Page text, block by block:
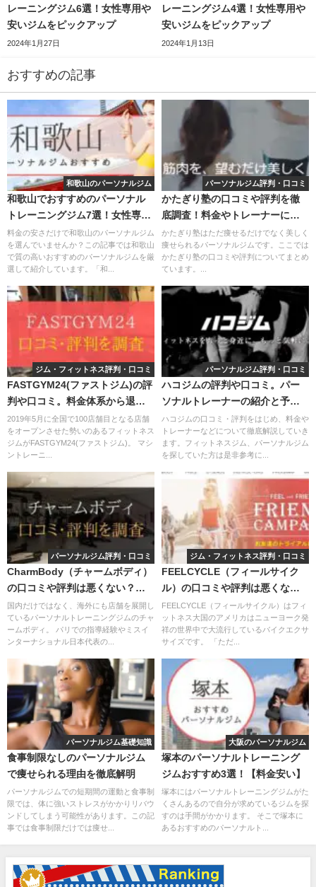
レーニングジム6選！女性専用や
安いジムをピックアップ
2024年1月27日
レーニングジム4選！女性専用や
安いジムをピックアップ
2024年1月13日
おすすめの記事
和歌山のパーソナルジム
和歌山でおすすめのパーソナル
トレーニングジム7選！女性専用
や安いジムをピックアップ
料金の安さだけで和歌山のパーソナルジム
を選んでいませんか？この記事では和歌山
で質の高いおすすめのパーソナルジムを厳
選して紹介しています。「和...
パーソナルジム評判・口コミ
かたぎり塾の口コミや評判を徹
底調査！料金やトレーナーにつ
いても解説
かたぎり塾はただ痩せるだけでなく美しく
痩せられるパーソナルジムです。ここでは
かたぎり塾の口コミや評判についてまとめ
ています。...
ジム・フィットネス評判・口コミ
FASTGYM24(ファストジム)の評
判や口コミ。料金体系から退会
方法まで徹底解説
2019年5月に全国で100店舗目となる店舗
をオープンさせた勢いのあるフィットネス
ジムがFASTGYM24(ファストジム)。 マシ
ントレーニ...
パーソナルジム評判・口コミ
ハコジムの評判や口コミ。パー
ソナルトレーナーの紹介と予約
方法まで徹底解説
ハコジムの口コミ・評判をはじめ、料金や
トレーナーなどについて徹底解説していき
ます。フィットネスジム、パーソナルジム
を探していた方は是非参考に...
パーソナルジム評判・口コミ
CharmBody（チャームボディ）
の口コミや評判は悪くない？料
金やトレーニング内容まとめ
国内だけではなく、海外にも店舗を展開し
ているパーソナルトレーニングジムのチャ
ームボディ。 パリでの指導経験やミスイ
ンターナショナル日本代表の...
ジム・フィットネス評判・口コミ
FEELCYCLE（フィールサイク
ル）の口コミや評判は悪くな
い？ダイエット効果やトレーニ
ング強度まとめ
FEELCYCLE（フィールサイクル）はフィ
ットネス大国のアメリカはニューヨーク発
祥の世界中で大流行しているバイクエクサ
サイズです。 「ただ...
パーソナルジム基礎知識
食事制限なしのパーソナルジム
で痩せられる理由を徹底解明
パーソナルジムでの短期間の運動と食事制
限では、体に強いストレスがかかりリバウ
ンドしてしまう可能性があります。この記
事では食事制限だけでは痩せ...
大阪のパーソナルジム
塚本のパーソナルトレーニング
ジムおすすめ3選！【料金安い】
塚本にはパーソナルトレーニングジムがた
くさんあるので自分が求めているジムを探
すのは手間がかかります。 そこで塚本に
あるおすすめのパーソナルト...